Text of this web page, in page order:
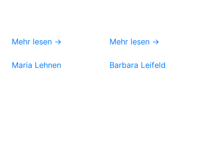
Mehr lesen → Mehr lesen →
Maria Lehnen Barbara Leifeld